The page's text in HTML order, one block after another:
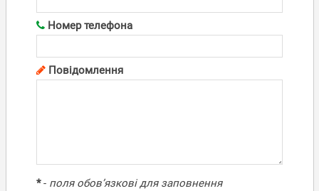
Номер телефона
Повідомлення
*- поля обов’язкові для заповнення